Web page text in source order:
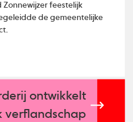
feestelijk
de gemeentelijke
ontwikkelt
verflandschap